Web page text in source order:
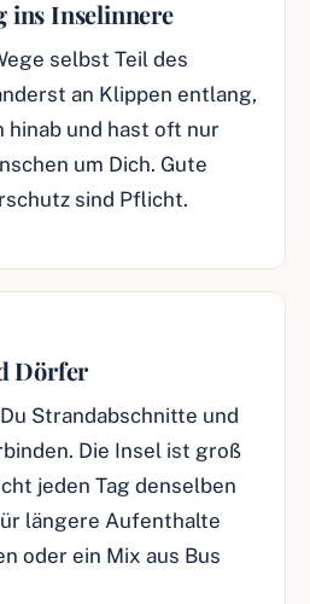
ins Inselinnere
selbst Teil des
an Klippen entlang,
hinab und hast oft nur
um Dich. Gute
sind Pflicht.
Dörfer
Strandabschnitte und
Die Insel ist groß
jeden Tag denselben
längere Aufenthalte
oder ein Mix aus Bus